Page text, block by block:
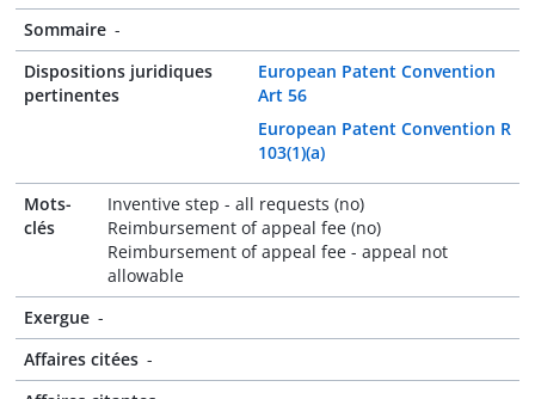
Sommaire -
Dispositions juridiques
pertinentes
European Patent Convention
Art 56
European Patent Convention R
103(1)(a)
Mots-
clés
Inventive step - all requests (no)
Reimbursement of appeal fee (no)
Reimbursement of appeal fee - appeal not
allowable
Exergue -
Affaires citées -